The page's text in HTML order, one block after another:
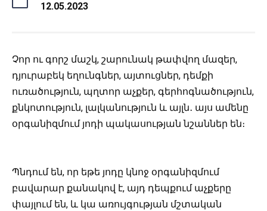
12.05.2023
Չոր ու գորշ մաշկ, շարունակ թափվող մազեր,
դյուրաբեկ եղունգներ, այտուցներ, դեմքի
ուռածություն, պղտոր աչքեր, գերհոգնածություն,
քնկոտություն, լալկանություն և այլն․ այս ամենը
օրգանիզմում յոդի պակասության նշաններ են։
Պնդում են, որ եթե յոդը կնոջ օրգանիզմում
բավարար քանակով է, այդ դեպքում աչքերը
փայլում են, և կա առույգության մշտական